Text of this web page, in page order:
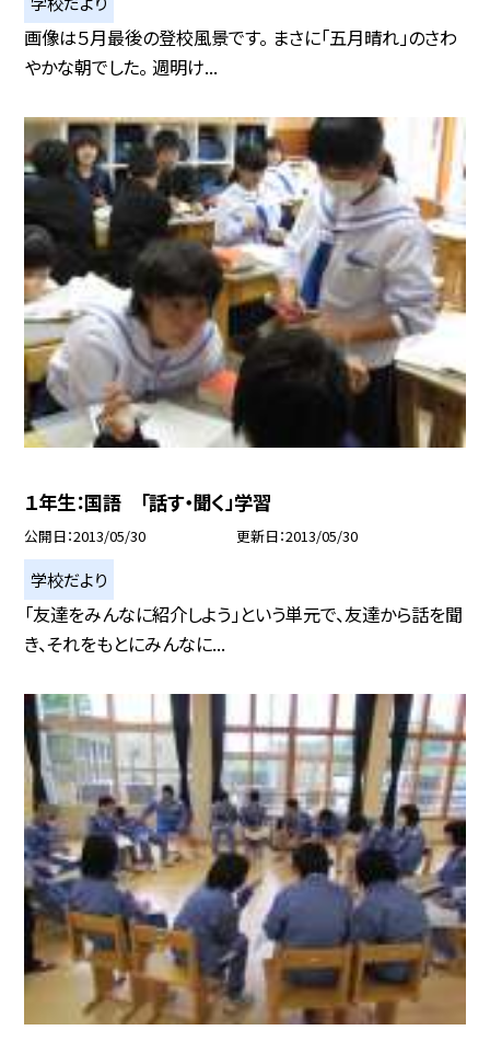
画像は５月最後の登校風景です。 まさに「五月晴れ」のさわ
やかな朝でした。 週明け...
１年生：国語 「話す・聞く」学習
公開日 2013/05/30 更新日 2013/05/30
学校だより
「友達をみんなに紹介しよう」という単元で、友達から話を聞
き、それをもとにみんなに...